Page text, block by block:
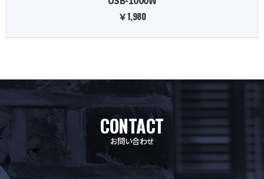
￥1,980
CONTACT
お問い合わせ